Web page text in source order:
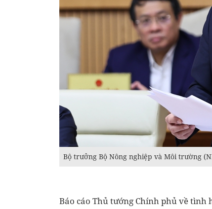
Bộ trưởng Bộ Nông nghiệp và Môi trường
Báo cáo Thủ tướng Chính phủ về